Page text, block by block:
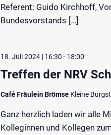
Referent: Guido Kirchhoff,
Bundesvorstands […]
Treffen der NRV
18. Juli 2024 | 16:30 - 18:00
Café Fräulein Brömse Kleine
Ganz herzlich laden wir alle
Kolleginnen und Kollegen